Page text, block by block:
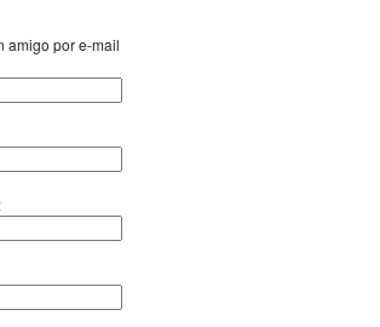
amigo por e-mail